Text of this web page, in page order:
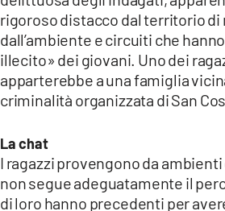
rigoroso distacco dal territorio
dall’ambiente e circuiti che
illecito» dei giovani. Uno dei
apparterebbe a una famiglia
criminalità organizzata di San
La chat
I ragazzi provengono da
non segue adeguatamente il
di loro hanno precedenti per